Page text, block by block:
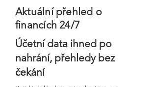
Aktuální přehled o
financích 24/7
Účetní data ihned po
nahrání, přehledy bez
čekání